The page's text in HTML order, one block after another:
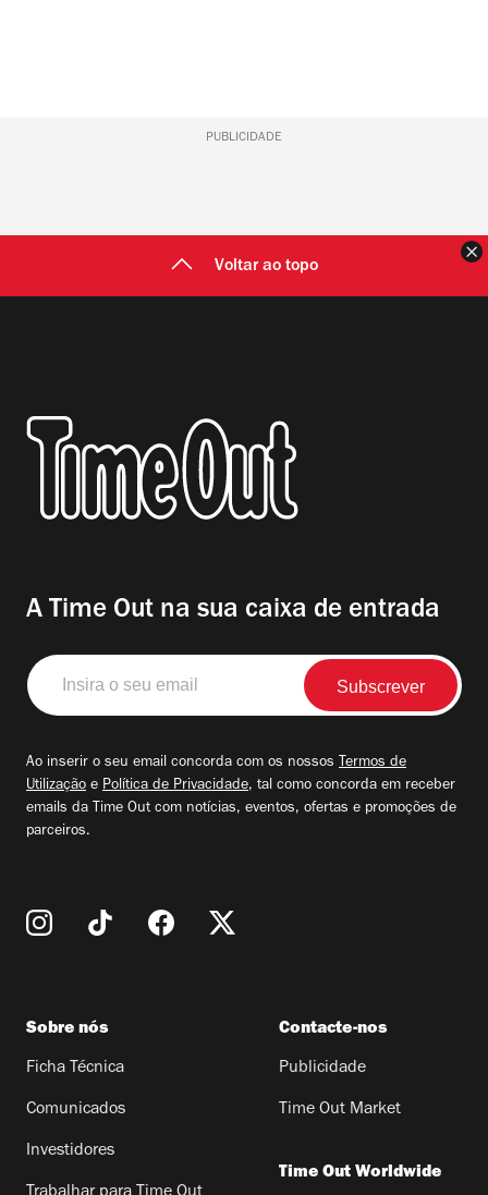
PUBLICIDADE
Voltar ao topo
A Time Out na sua caixa de entrada
Insira
o
seu
Ao inserir o seu email concorda com os nossos Termos de
Utilização e Política de Privacidade, tal como concorda em receber
emails da Time Out com notícias, eventos, ofertas e promoções de
parceiros.
Sobre nós
Ficha Técnica
Comunicados
Investidores
Contacte-nos
Publicidade
Time Out Market
Time Out Worldwide